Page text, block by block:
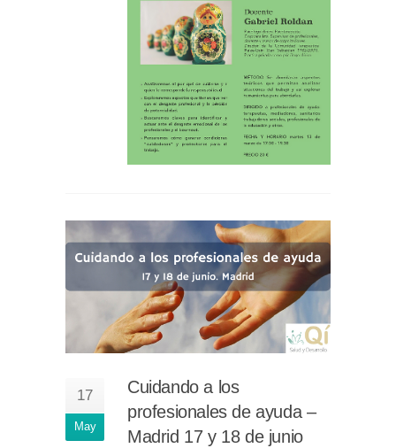
17
May
Cuidando a los
profesionales de ayuda –
Madrid 17 y 18 de junio